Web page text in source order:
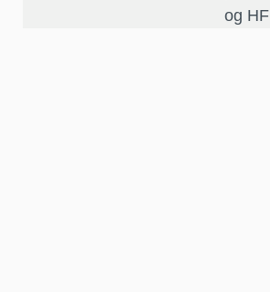
og HF